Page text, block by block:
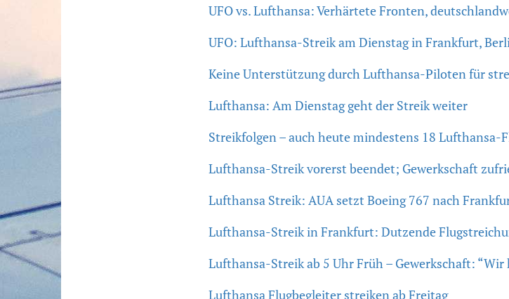
UFO vs. Lufthansa: Verhärtete Fronten,
UFO: Lufthansa-Streik am Dienstag in Frankfurt,
Keine Unterstützung durch Lufthansa-Piloten für
Lufthansa: Am Dienstag geht der Streik weiter
Streikfolgen – auch heute mindestens 18 Lufthansa-
Lufthansa-Streik vorerst beendet; Gewerkschaft
Lufthansa Streik: AUA setzt Boeing 767 nach
Lufthansa-Streik in Frankfurt: Dutzende
Lufthansa-Streik ab 5 Uhr Früh – Gewerkschaft:
Lufthansa Flugbegleiter streiken ab Freitag